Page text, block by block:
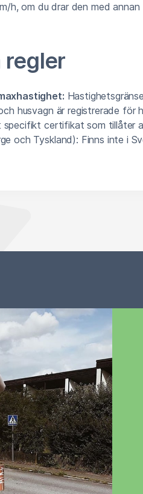
h, om du drar den med
regler
husvagn är registrerade för
certifikat som tillåter
och Tyskland): Finns inte i